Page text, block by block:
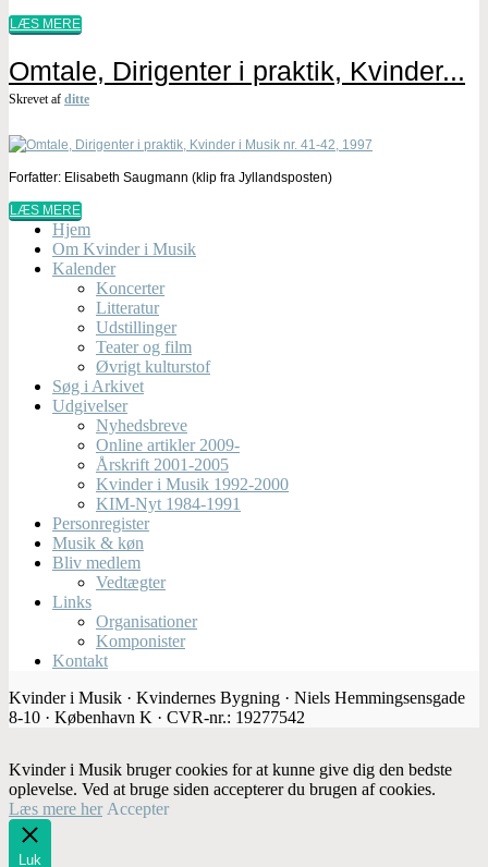
LÆS MERE
Omtale, Dirigenter i praktik, Kvinder...
Skrevet af ditte
Forfatter: Elisabeth Saugmann (klip fra Jyllandsposten)
LÆS MERE
Hjem
Om Kvinder i Musik
Kalender
Koncerter
Litteratur
Udstillinger
Teater og film
Øvrigt kulturstof
Søg i Arkivet
Udgivelser
Nyhedsbreve
Online artikler 2009-
Årskrift 2001-2005
Kvinder i Musik 1992-2000
KIM-Nyt 1984-1991
Personregister
Musik & køn
Bliv medlem
Vedtægter
Links
Organisationer
Komponister
Kontakt
Kvinder i Musik · Kvindernes Bygning · Niels Hemmingsensgade
8-10 · København K · CVR-nr.: 19277542
Kvinder i Musik bruger cookies for at kunne give dig den bedste
oplevelse. Ved at bruge siden accepterer du brugen af cookies.
Læs mere her Accepter
Luk